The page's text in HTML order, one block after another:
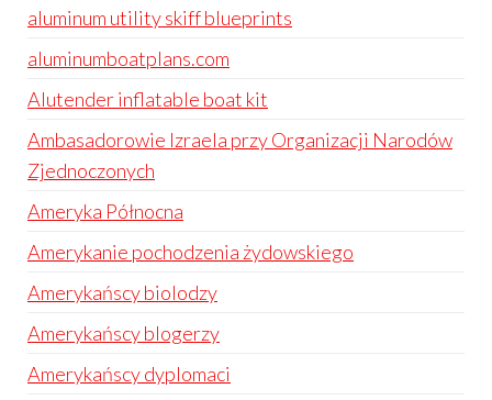
aluminum utility skiff blueprints
aluminumboatplans.com
Alutender inflatable boat kit
Ambasadorowie Izraela przy Organizacji Narodów
Zjednoczonych
Ameryka Północna
Amerykanie pochodzenia żydowskiego
Amerykańscy biolodzy
Amerykańscy blogerzy
Amerykańscy dyplomaci